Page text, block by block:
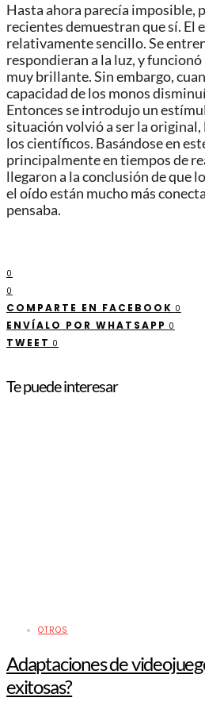
Hasta ahora parecía imposible,
recientes demuestran que sí. El
relativamente sencillo. Se
respondieran a la luz, y
muy brillante. Sin embargo,
capacidad de los monos
Entonces se introdujo un
situación volvió a ser la original,
los científicos. Basándose en
principalmente en tiempos de
llegaron a la conclusión de que
el oído están mucho más
pensaba.
0
0
COMPARTE EN FACEBOOK 0
ENVÍALO POR WHATSAPP 0
TWEET 0
Te puede interesar
OTROS
Adaptaciones de
exitosas?